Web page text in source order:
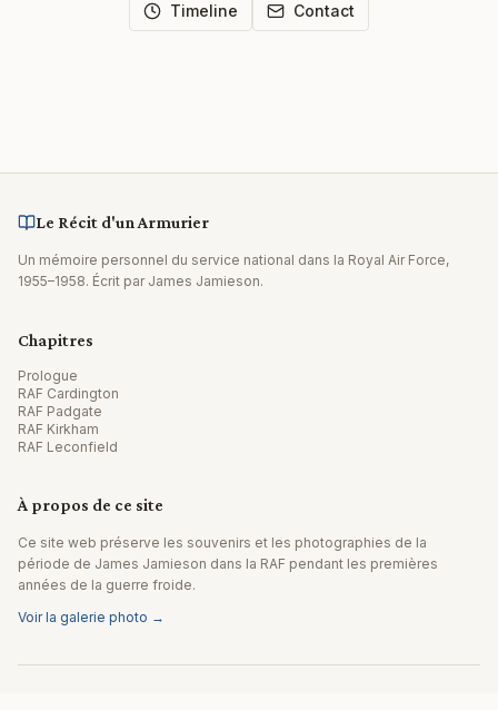
Timeline Contact
Le Récit d'un Armurier
Un mémoire personnel du service national dans la Royal Air Force,
1955–1958. Écrit par James Jamieson.
Chapitres
Prologue
RAF Cardington
RAF Padgate
RAF Kirkham
RAF Leconfield
À propos de ce site
Ce site web préserve les souvenirs et les photographies de la
période de James Jamieson dans la RAF pendant les premières
années de la guerre froide.
Voir la galerie photo →